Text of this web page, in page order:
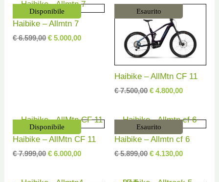
Disponibile
Haibike – Allmtn 7
€6.599,00
prezzo
originale
era:
€ 5.000,00
Il
prezzo
è:
Esaurito
Haibike – AllMtn CF 11
€7.500,00
prezzo
originale
era:
€ 7.500,00.
€ 4.800,00
prezzo
è:
€ 4.800,00.
Disponibile
Haibike – AllMtn CF 11
€7.999,00
prezzo
originale
era:
€ 6.000,00
Il
prezzo
attuale
è:
Esaurito
Haibike – Allmtn cf 6
€5.899,00
prezzo
originale
era:
€ 4.130,00
Il
prezzo
attuale
è: